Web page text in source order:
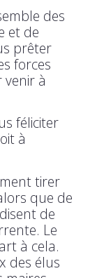
des
et de
prêter
forces
venir à
féliciter
à
tirer
que de
de
Le
à cela.
des élus